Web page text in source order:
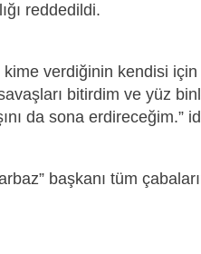
reddedildi.
verdiğinin kendisi için
bitirdim ve yüz
da sona erdireceğim.”
başkanı tüm